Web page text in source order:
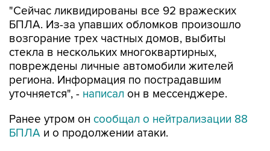
"Сейчас ликвидированы все 92 вражеских
БПЛА. Из-за упавших обломков произошло
возгорание трех частных домов, выбиты
стекла в нескольких многоквартирных,
повреждены личные автомобили жителей
региона. Информация по пострадавшим
уточняется", - написал он в мессенджере.
Ранее утром он сообщал о нейтрализации 88
БПЛА и о продолжении атаки.